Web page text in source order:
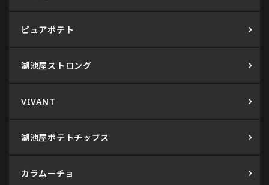
ピュアポテト
湖池屋ストロング
VIVANT
湖池屋ポテトチップス
カラムーチョ